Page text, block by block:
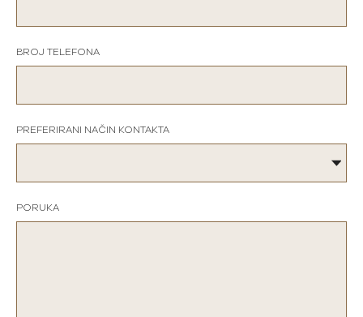
BROJ TELEFONA
PREFERIRANI NAČIN KONTAKTA
PORUKA